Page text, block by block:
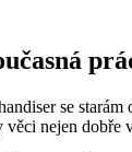
se
nejen dobře